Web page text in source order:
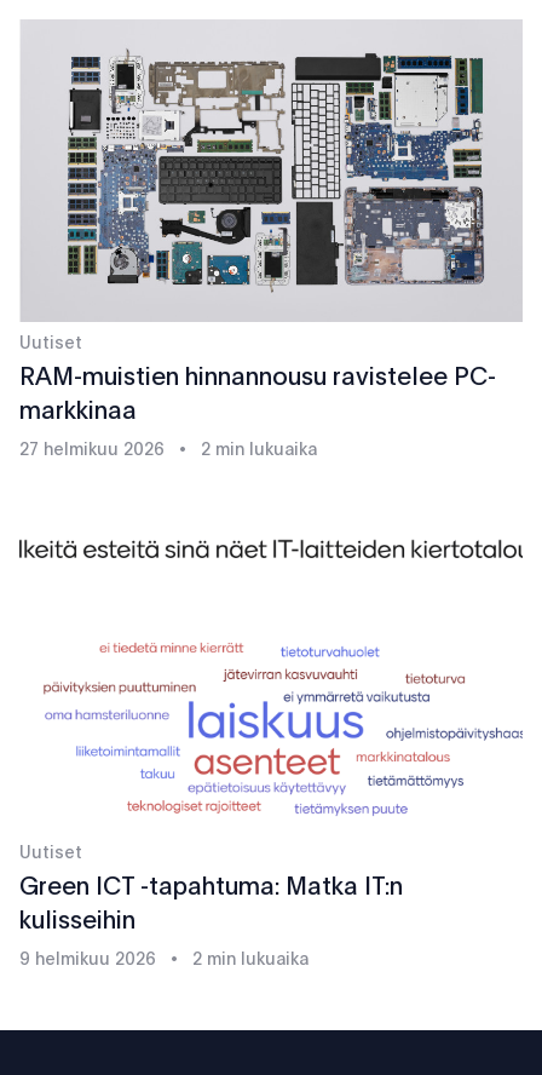
Uutiset
RAM-muistien hinnannousu ravistelee PC-
markkinaa
27 helmikuu 2026 • 2 min lukuaika
Uutiset
Green ICT -tapahtuma: Matka IT:n
kulisseihin
9 helmikuu 2026 • 2 min lukuaika